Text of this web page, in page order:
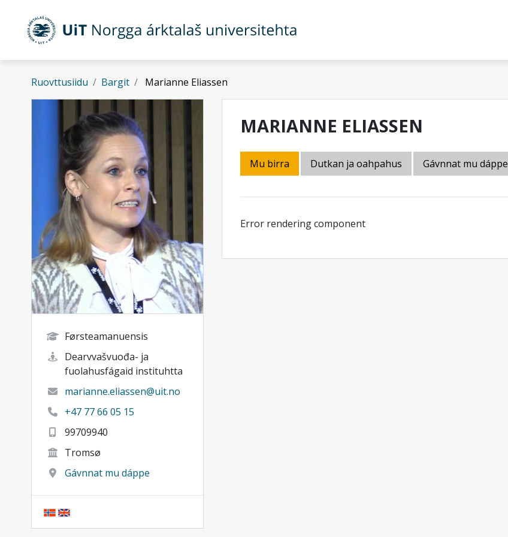
Gå til hovedinnhold
Ruovttusiidu Bargit Marianne Eliassen
Førsteamanuensis
Dearvvašvuođa- ja
fuolahusfágaid instituhtta
marianne.eliassen@uit.no
+47 77 66 05 15
99709940
Tromsø
Gávnnat mu dáppe
MARIANNE ELIASSEN
Mu birra Dutkan ja oahpahus Gávnnat mu dáppe
Error rendering component